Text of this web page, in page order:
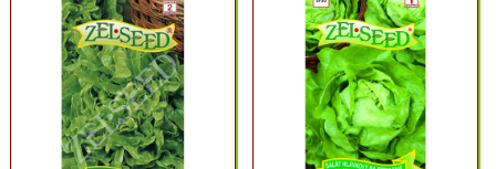
Ďatelina,
Rajčiny
Paprika